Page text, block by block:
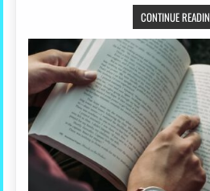
CONTINUE